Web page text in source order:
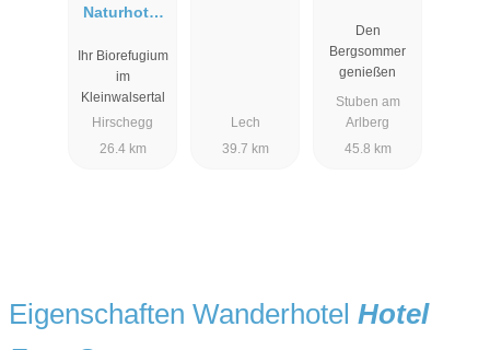
Naturhotel
Valisa****s
Ihr Biorefugium
im
Kleinwalsertal
Hirschegg
26.4 km
Lech
39.7 km
Den
Bergsommer
genießen
Stuben am
Arlberg
45.8 km
Eigenschaften Wanderhotel Hotel